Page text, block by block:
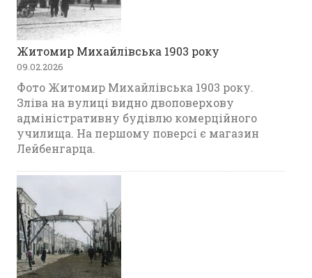
Житомир Михайлівська 1903 року
09.02.2026
Фото Житомир Михайлівська 1903 року.
Зліва на вулиці видно двоповерхову
адміністративну будівлю комерційного
училища. На першому поверсі є магазин
Лейбенгарца.